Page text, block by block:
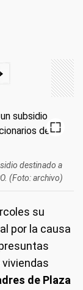
destinado a
(Foto: archivo)
su
por la causa
de Plaza